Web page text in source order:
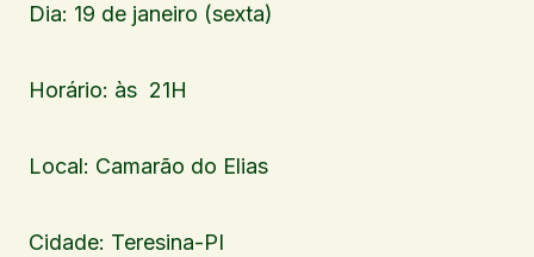
Dia: 19 de janeiro (sexta)
Horário: às 21H
Local: Camarão do Elias
Cidade: Teresina-PI